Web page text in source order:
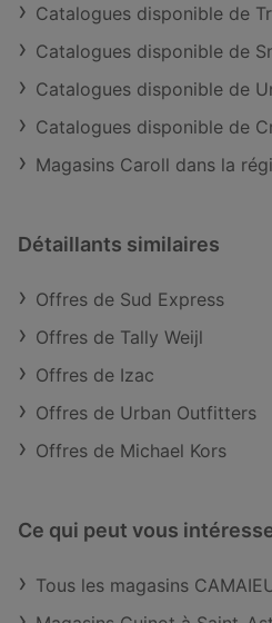
Catalogues disponible de
Catalogues disponible de
Catalogues disponible de
Catalogues disponible de
Magasins Caroll dans la
Détaillants similaires
Offres de Sud Express
Offres de Tally Weijl
Offres de Izac
Offres de Urban Outfitters
Offres de Michael Kors
Ce qui peut vous
Tous les magasins